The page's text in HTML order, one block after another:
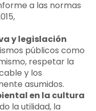
a las normas
y legislación
públicos como
respetar la
y los
asumidos.
en la cultura
la utilidad, la